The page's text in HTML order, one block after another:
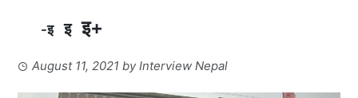
-इ इ इ+
August 11, 2021 byInterview Nepal